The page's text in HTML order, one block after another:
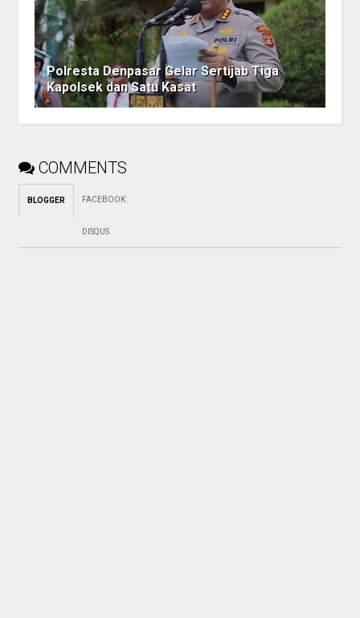
Polresta Denpasar Gelar Sertijab Tiga
Kapolsek dan Satu Kasat
COMMENTS
BLOGGER FACEBOOK:
DISQUS